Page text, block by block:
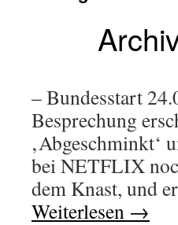
– Bundesstart
Besprechung
‚Abgeschminkt‘
bei NETFLIX
dem Knast, und
Weiterlesen →